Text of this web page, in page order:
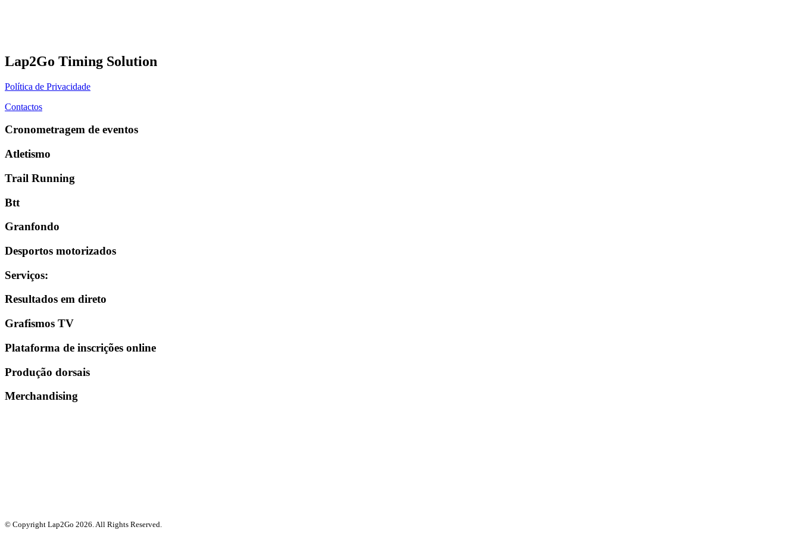
Lap2Go Timing Solution
Política de Privacidade
Contactos
Cronometragem de eventos
Atletismo
Trail Running
Btt
Granfondo
Desportos motorizados
Serviços:
Resultados em direto
Grafismos TV
Plataforma de inscrições online
Produção dorsais
Merchandising
© Copyright Lap2Go 2026. All Rights Reserved.